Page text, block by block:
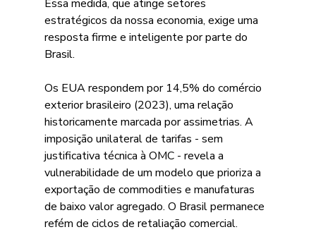
Essa medida, que atinge setores
estratégicos da nossa economia, exige uma
resposta firme e inteligente por parte do
Brasil.
Os EUA respondem por 14,5% do comércio
exterior brasileiro (2023), uma relação
historicamente marcada por assimetrias. A
imposição unilateral de tarifas - sem
justificativa técnica à OMC - revela a
vulnerabilidade de um modelo que prioriza a
exportação de commodities e manufaturas
de baixo valor agregado. O Brasil permanece
refém de ciclos de retaliação comercial.